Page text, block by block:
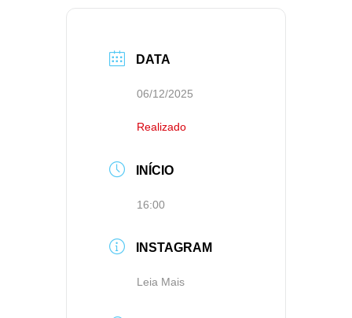
DATA
06/12/2025
Realizado
INÍCIO
16:00
INSTAGRAM
Leia Mais